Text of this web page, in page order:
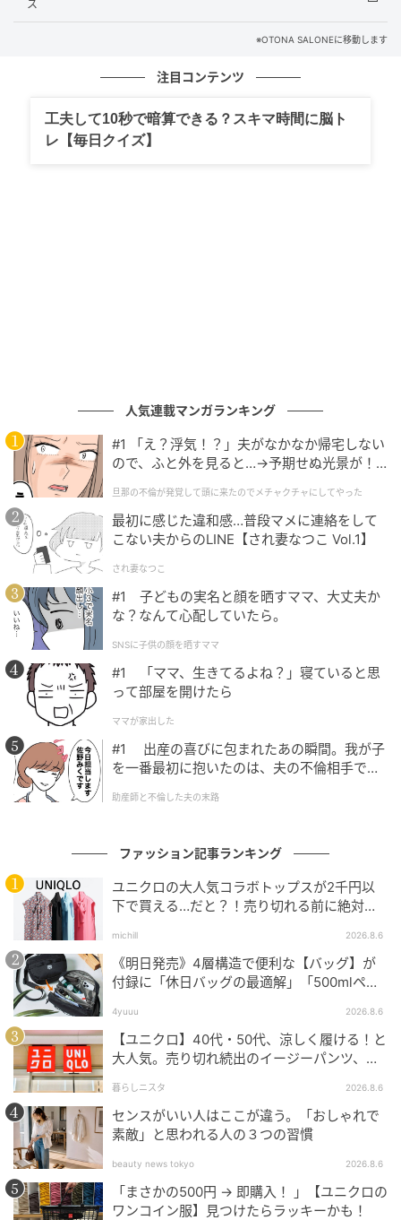
元記事で読む
ツ】。明るい顔色と清潔感を引き出す初夏の
モノトーン【40代の毎日コーデ】
ス
※OTONA SALONEに移動します
注目コンテンツ
工夫して10秒で暗算できる？スキマ時間に脳ト
レ【毎日クイズ】
人気連載マンガランキング
#1 「え？浮気！？」夫がなかなか帰宅しない
ので、ふと外を見ると…→予期せぬ光景が！
クチャにしてやった
旦那の不倫が発覚して頭に来たのでメチャクチャにしてやった
最初に感じた違和感…普段マメに連絡をして
こない夫からのLINE【され妻なつこ Vol.1】
され妻なつこ
#1 子どもの実名と顔を晒すママ、大丈夫か
な？なんて心配していたら。
SNSに子供の顔を晒すママ
#1 「ママ、生きてるよね？」寝ていると思
って部屋を開けたら
ママが家出した
#1 出産の喜びに包まれたあの瞬間。我が子
を一番最初に抱いたのは、夫の不倫相手でし
助産師と不倫した夫の末路
ファッション記事ランキング
ユニクロの大人気コラボトップスが2千円以
下で買える…だと？！売り切れる前に絶対買
michill 2026.8.6
《明日発売》4層構造で便利な【バッグ】が
付録に「休日バッグの最適解」「500mlペッ
4yuuu 2026.8.6
【ユニクロ】40代・50代、涼しく履ける！と
大人気。売り切れ続出のイージーパンツ、買
暮らしニスタ 2026.8.6
センスがいい人はここが違う。「おしゃれで
素敵」と思われる人の３つの習慣
beauty news tokyo 2026.8.6
「まさかの500円 → 即購入！ 」【ユニクロの
ワンコイン服】見つけたらラッキーかも！